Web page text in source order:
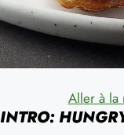
Aller à la
INTRO: